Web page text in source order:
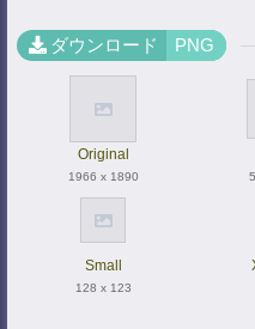
ダウンロード PNG
Original
1966 x 1890
Small
128 x 123